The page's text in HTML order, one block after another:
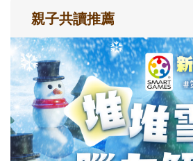
親子共讀推薦
最新活動